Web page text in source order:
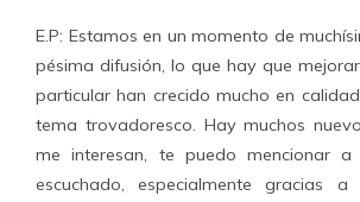
E.P: Estamos en un momento de
pésima difusión, lo que hay que
particular han crecido mucho en
tema trovadoresco. Hay muchos
me interesan, te puedo mencionar
escuchado, especialmente gracias